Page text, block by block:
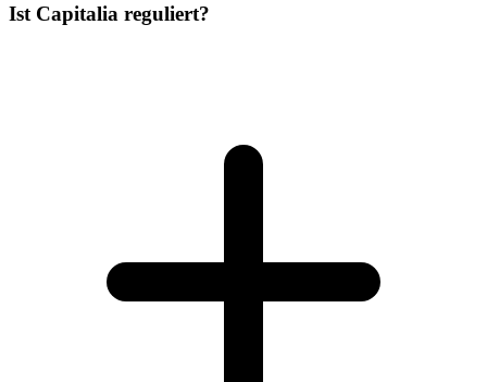
Ist Capitalia reguliert?